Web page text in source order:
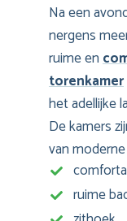
Na een
nergens
ruime en
torenkamer
het adellijke
De kamers
van
ruime